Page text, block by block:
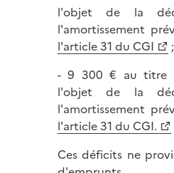
l'objet de la
l'amortissement
l'article 31 du CGI
;
- 9 300 € au titre
l'objet de la
l'amortissement
l'article 31 du CGI.
Ces déficits ne